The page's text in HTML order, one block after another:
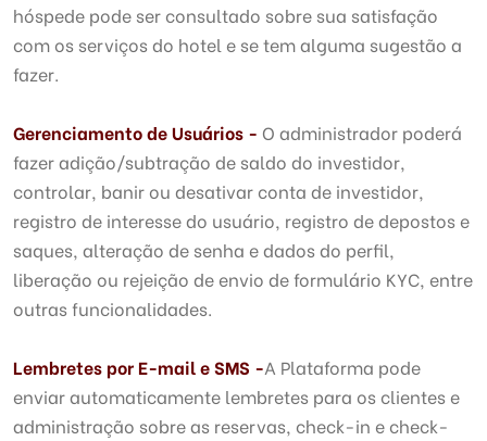
hóspede pode ser consultado sobre sua satisfação
com os serviços do hotel e se tem alguma sugestão a
fazer.
Gerenciamento de Usuários - O administrador poderá
fazer adição/subtração de saldo do investidor,
controlar, banir ou desativar conta de investidor,
registro de interesse do usuário, registro de depostos e
saques, alteração de senha e dados do perfil,
liberação ou rejeição de envio de formulário KYC, entre
outras funcionalidades.
Lembretes por E-mail e SMS -A Plataforma pode
enviar automaticamente lembretes para os clientes e
administração sobre as reservas, check-in e check-